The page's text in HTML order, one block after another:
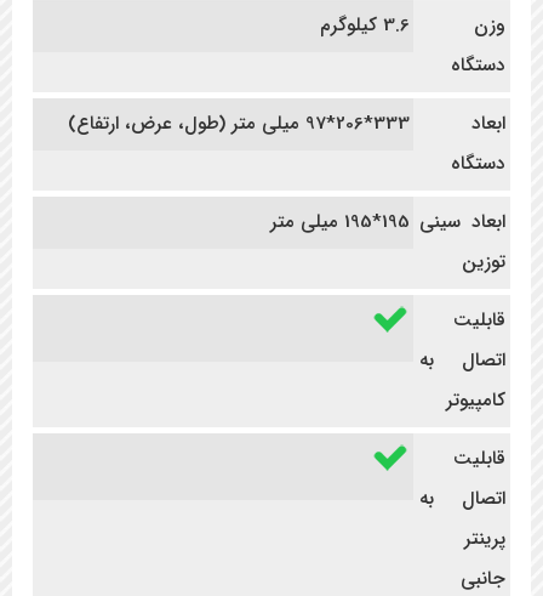
وزن
دستگاه
3.6 کیلوگرم
ابعاد
دستگاه
333*206*97 میلی متر (طول، عرض، ارتفاع)
ابعاد سینی
توزین
195*195 میلی متر
قابلیت
اتصال به
کامپیوتر
قابلیت
اتصال به
پرینتر
جانبی